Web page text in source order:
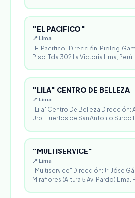
"EL PACIFICO"
📍 Lima
"El Pacifico" Dirección: Prolog.
Piso, Tda.302 La Victoria Lima, Perú.
"LILA" CENTRO DE BELLEZA
📍 Lima
"Lila" Centro De Belleza Dirección:
Urb. Huertos de San Antonio Surco
"MULTISERVICE"
📍 Lima
"Multiservice" Dirección: Jr. Jóse
Miraflores (Altura 5 Av. Pardo) Lima,